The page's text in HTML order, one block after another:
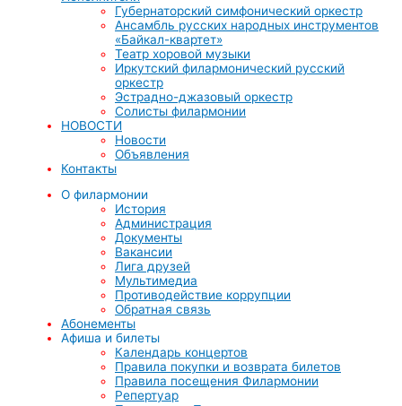
Губернаторский симфонический оркестр
Ансамбль русских народных инструментов
«Байкал-квартет»
Театр хоровой музыки
Иркутский филармонический русский
оркестр
Эстрадно-джазовый оркестр
Солисты филармонии
НОВОСТИ
Новости
Объявления
Контакты
О филармонии
История
Администрация
Документы
Вакансии
Лига друзей
Мультимедиа
Противодействие коррупции
Обратная связь
Абонементы
Афиша и билеты
Календарь концертов
Правила покупки и возврата билетов
Правила посещения Филармонии
Репертуар